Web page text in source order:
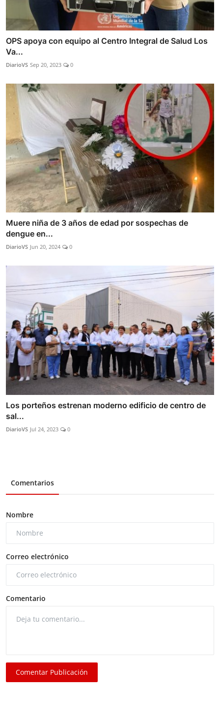
OPS apoya con equipo al Centro Integral de Salud Los
Va...
DiarioVS Sep 20, 2023 0
Muere niña de 3 años de edad por sospechas de
dengue en...
DiarioVS Jun 20, 2024 0
Los porteños estrenan moderno edificio de centro de
sal...
DiarioVS Jul 24, 2023 0
Comentarios
Nombre
Correo electrónico
Comentario
Comentar Publicación